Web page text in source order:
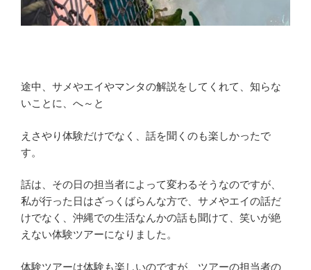
途中、サメやエイやマンタの解説をしてくれて、知らな
いことに、へ～と
えさやり体験だけでなく、話を聞くのも楽しかったで
す。
話は、その日の担当者によって変わるそうなのですが、
私が行った日はざっくばらんな方で、サメやエイの話だ
けでなく、沖縄での生活なんかの話も聞けて、笑いが絶
えない体験ツアーになりました。
体験ツアーは体験も楽しいのですが、ツアーの担当者の